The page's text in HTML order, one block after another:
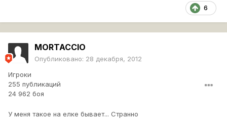
6
MORTACCIO
Опубликовано: 28 декабря, 2012
Игроки
255 публикаций
24 962 боя
У меня такое на елке бывает... Странно